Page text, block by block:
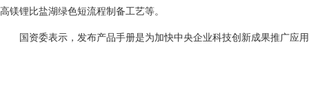
高镁锂比盐湖绿色短流程制备工艺等。
国资委表示，发布产品手册是为加快中央企业科技创新成果推广应